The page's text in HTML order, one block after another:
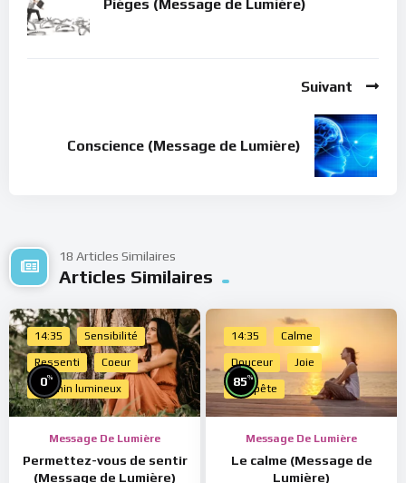
Pièges (Message de Lumière)
Suivant
Conscience (Message de Lumière)
18 Articles Similaires
Articles Similaires
14:35 Sensibilité
Ressenti Coeur
Chemin lumineux
0%
Message De Lumière
Permettez-vous de sentir
(Message de Lumière)
14:35 Calme
Douceur Joie
Tempête
85%
Message De Lumière
Le calme (Message de
Lumière)